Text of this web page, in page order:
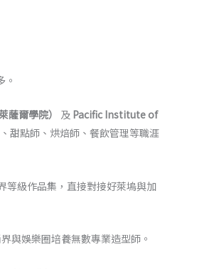
薩爾學院） 及 Pacific Institute of
甜點師、烘焙師、餐飲管理等職涯
等級作品集，直接對接好萊塢與加
與娛樂圈培養無數專業造型師。